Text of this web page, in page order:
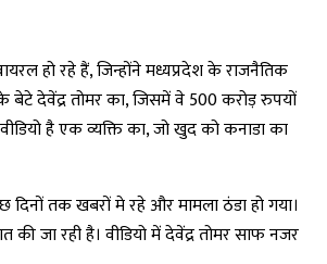
हो रहे हैं, जिन्होंने मध्यप्रदेश के राजनैतिक
बेटे देवेंद्र तोमर का, जिसमें वे 500 करोड़ रुपयों
है एक व्यक्ति का, जो खुद को कनाडा का
दिनों तक खबरों मे रहे और मामला ठंडा हो गया।
जा रही है। वीडियो में देवेंद्र तोमर साफ नजर